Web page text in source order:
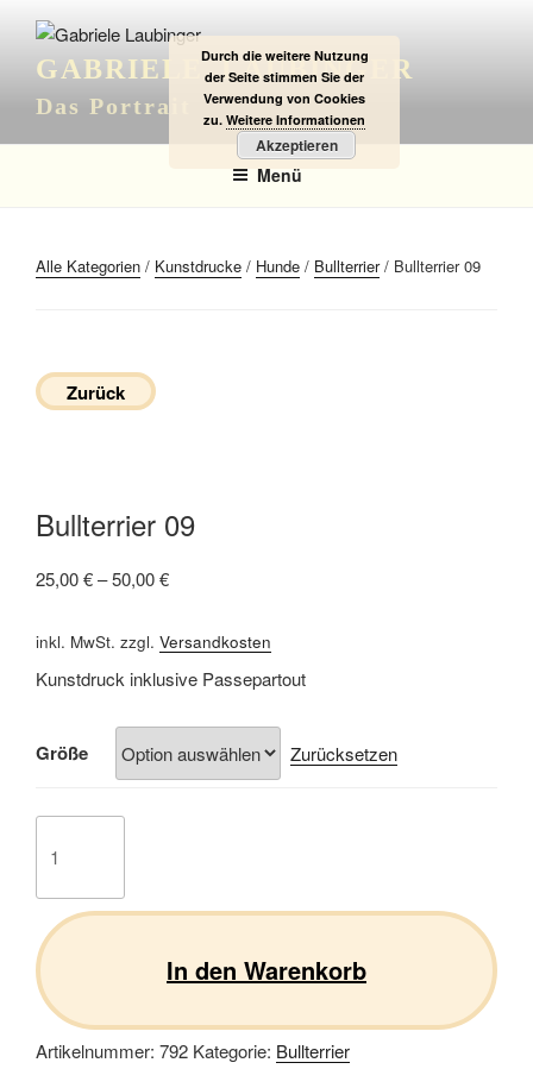
Inhalt
springenGABRIELE LAUBINGER
Das Portrait
Menü
Alle Kategorien / Kunstdrucke / Hunde / Bullterrier/ Bullterrier 09
Zurück
Bullterrier 09
25,00€–50,00€
inkl. MwSt. zzgl. Versandkosten
Kunstdruck inklusive Passepartout
Größe Zurücksetzen
09
In den Warenkorb
Artikelnummer: 792 Kategorie: Bullterrier
Durch die weitere Nutzung
der Seite stimmen Sie der
Verwendung von Cookies
zu. Weitere Informationen
Akzeptieren